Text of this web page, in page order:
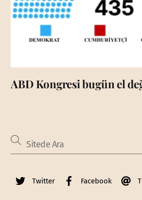
ABD Kongresi bugün el
Twitter Facebook